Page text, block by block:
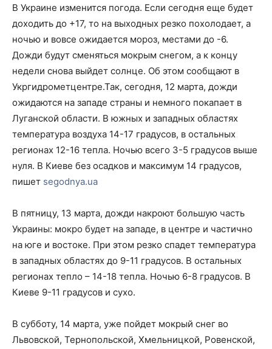
В Украине изменится погода. Если сегодня еще будет
доходить до +17, то на выходных резко похолодает, а
ночью и вовсе ожидается мороз, местами до -6.
Дожди будут сменяться мокрым снегом, а к концу
недели снова выйдет солнце. Об этом сообщают в
Укргидрометцентре.Так, сегодня, 12 марта, дожди
ожидаются на западе страны и немного покапает в
Луганской области. В южных и западных областях
температура воздуха 14-17 градусов, в остальных
регионах 12-16 тепла. Ночью всего 3-5 градусов выше
нуля. В Киеве без осадков и максимум 14 градусов,
пишет segodnya.ua
В пятницу, 13 марта, дожди накроют большую часть
Украины: мокро будет на западе, в центре и частично
на юге и востоке. При этом резко спадет температура
в западных областях до 9-11 градусов. В остальных
регионах тепло – 14-18 тепла. Ночью 6-8 градусов. В
Киеве 9-11 градусов и сухо.
В субботу, 14 марта, уже пойдет мокрый снег во
Львовской, Тернопольской, Хмельницкой, Ровенской,